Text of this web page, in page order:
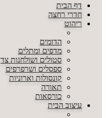
דף הבית
חדרי רחצה
ריהוט
הדומים
מדפים ומתלים
סטולים ושולחנות צד
ספסלים ושרפרפים
קונסולות וארוניות
תאורה
כורסאות
עיצוב הבית